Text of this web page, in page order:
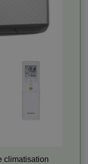
climatisation